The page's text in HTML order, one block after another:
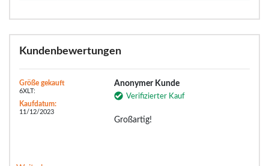
Kundenbewertungen
Größe gekauft
6XLT:
Kaufdatum:
11/12/2023
Anonymer Kunde
Verifizierter Kauf
Großartig!